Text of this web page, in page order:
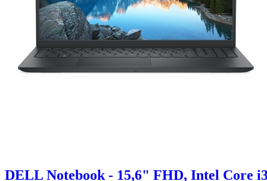
DELL Notebook - 15,6" FHD, Intel Core